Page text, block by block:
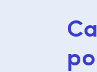
Ca
po